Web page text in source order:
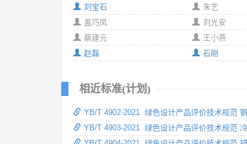
刘宝石
朱艺
盖巧凤
刘光安
蔡建元
王小燕
赵磊
石刚
相近标准(计划)
YB/T 4902-2021 绿色设计产品评价技术规范
YB/T 4903-2021 绿色设计产品评价技术规范